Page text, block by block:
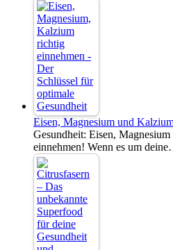
Eisen, Magnesium und
Gesundheit: Eisen,
einnehmen! Wenn es um